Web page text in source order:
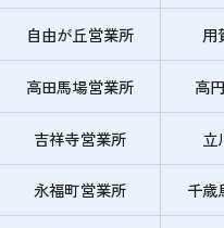
自由が丘営業所 用
高田馬場営業所 高
吉祥寺営業所 立
永福町営業所 千歳